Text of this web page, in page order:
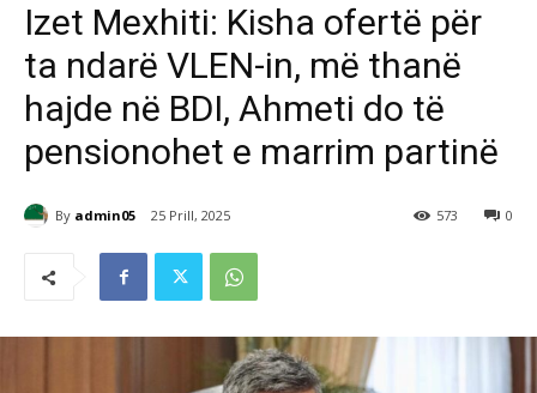
Izet Mexhiti: Kisha ofertë për
ta ndarë VLEN-in, më thanë
hajde në BDI, Ahmeti do të
pensionohet e marrim partinë
By admin05 25 Prill, 2025 0
573